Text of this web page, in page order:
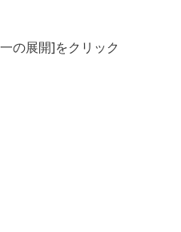
の展開]をクリック